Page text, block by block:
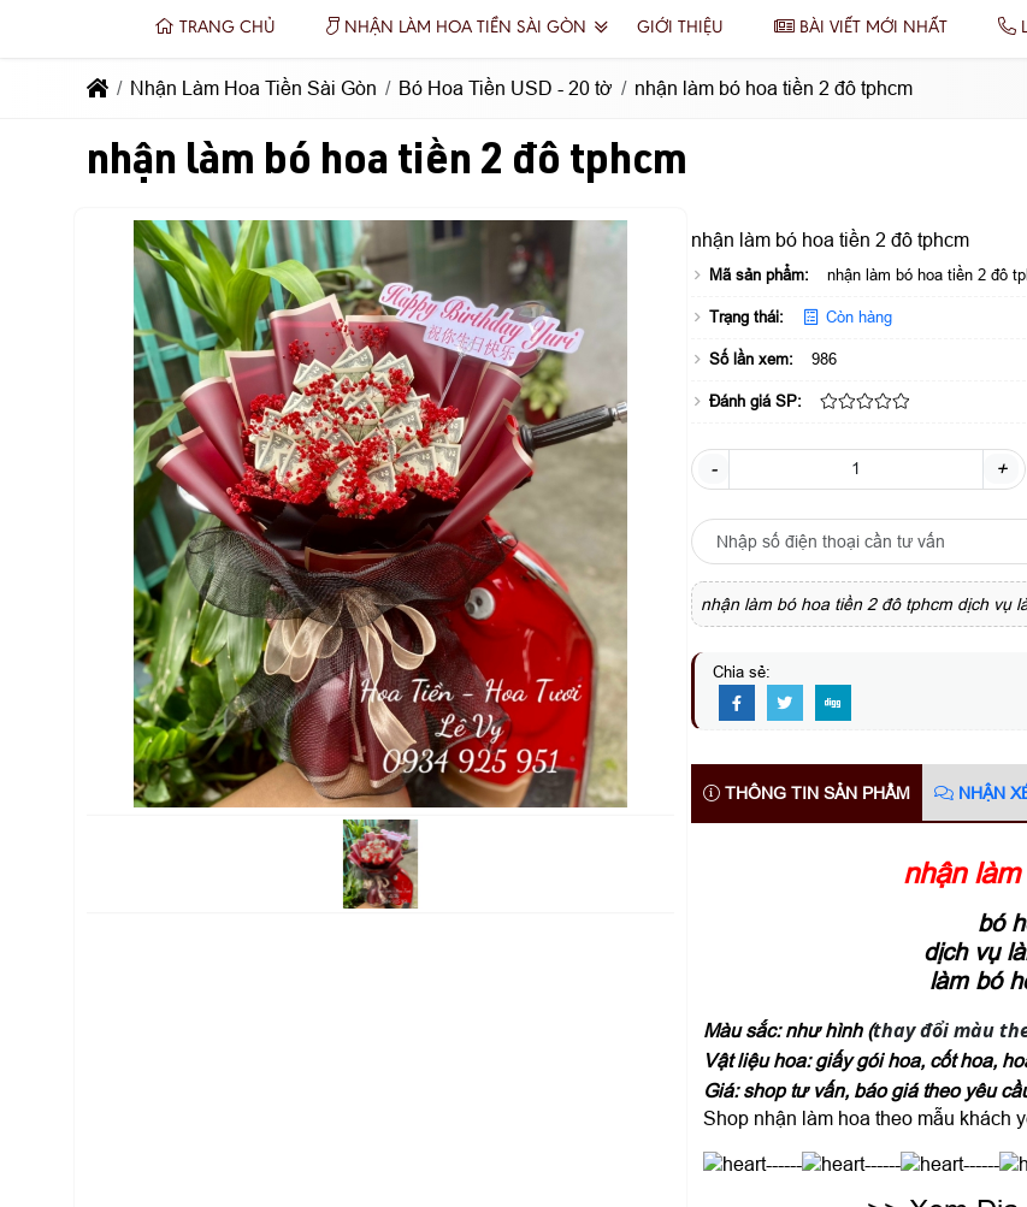
TRANG CHỦ NHẬN LÀM HOA TIỀN SÀI GÒN GIỚI THIỆU BÀI VIẾT MỚI NHẤT
Nhận Làm Hoa Tiền Sài Gòn Bó Hoa Tiền USD - 20 tờ nhận làm bó hoa tiền 2 đô tphcm
nhận làm bó hoa tiền 2 đô tphcm
nhận làm bó hoa tiền 2 đô tphcm
Mã sản phẩm: nhận làm bó hoa tiền 2 đô
Trạng thái: Còn hàng
Số lần xem: 986
Đánh giá SP:
- +
nhận làm bó hoa tiền 2 đô tphcm dịch vụ
Chia sẻ:
THÔNG TIN SẢN PHẨM NHẬN
nhận
bó
dịch vụ
làm bó
Màu sắc: như hình (thay đổi màu
Vật liệu hoa: giấy gói hoa, cốt hoa,
Giá: shop tư vấn, báo giá theo yêu
Shop nhận làm hoa theo mẫu khách
------ ------ ------